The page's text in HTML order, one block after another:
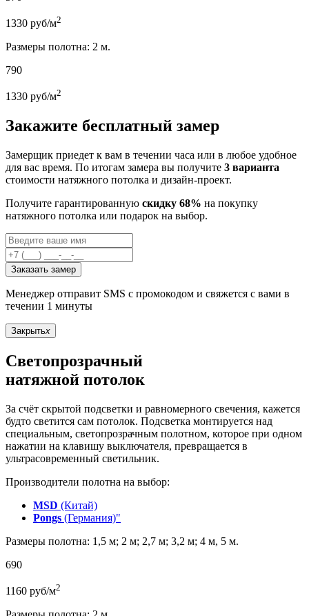
1330 руб/м2
Размеры полотна: 2 м.
790
1330 руб/м2
Закажите бесплатный замер
Замерщик приедет к вам в течении часа или в любое удобное
для вас время. По итогам замера вы получите 3 варианта
стоимости натяжного потолка и дизайн-проект.
Получите гарантированную скидку 68% на покупку
натяжного потолка или подарок на выбор.
Заказать замер
Менеджер отправит SMS с промокодом и свяжется с вами в
течении 1 минуты
Закрытьx
Светопрозрачный
натяжной потолок
За счёт скрытой подсветки и равномерного свечения, кажется
будто светится сам потолок. Подсветка монтируется над
специальным, светопрозрачным полотном, которое при одном
нажатии на клавишу выключателя, превращается в
ультрасовременный светильник.
Производители полотна на выбор:
MSD (Китай)
Pongs (Германия)"
Размеры полотна: 1,5 м; 2 м; 2,7 м; 3,2 м; 4 м, 5 м.
690
1160 руб/м2